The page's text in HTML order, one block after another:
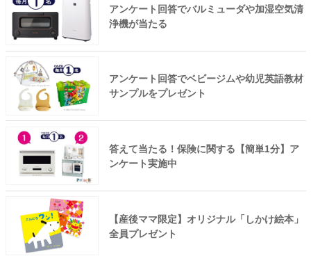
アンケート回答でバルミューダや加湿空気清
浄機が当たる
アンケート回答でベビージムや幼児英語教材
サンプルをプレゼント
答えて当たる！保険に関する【簡単1分】ア
ンケート実施中
【産後ママ限定】オリジナル「しかけ絵本」
全員プレゼント